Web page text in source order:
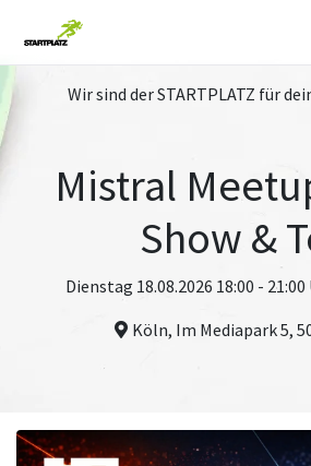
Wir sind der STARTPLATZ für
Mistral
Show &
Dienstag 18.08.2026 18:00 -
Köln, Im Mediapark 5,